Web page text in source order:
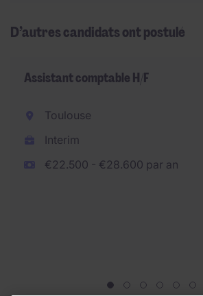
D’autres candidats ont postulé
Assistant comptable H/F
Toulouse
Interim
€22.500 - €28.600 par an